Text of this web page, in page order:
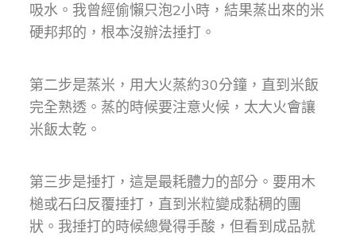
吸水。我曾經偷懶只泡2小時，結果蒸出來的米
硬邦邦的，根本沒辦法捶打。
第二步是蒸米，用大火蒸約30分鐘，直到米飯
完全熟透。蒸的時候要注意火候，太大火會讓
米飯太乾。
第三步是捶打，這是最耗體力的部分。要用木
槌或石臼反覆捶打，直到米粒變成黏稠的團
狀。我捶打的時候總覺得手酸，但看到成品就